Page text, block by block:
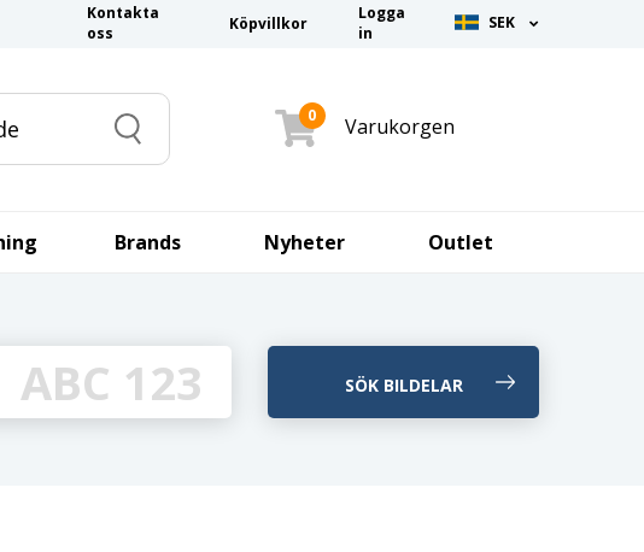
Kontakta
oss
Köpvillkor
Logga
in
SEK
Search
0 Varukorgen
Brands Nyheter Outlet